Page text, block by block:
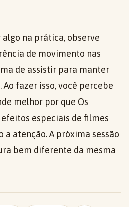
algo na prática, observe
de movimento nas
de assistir para manter
fazer isso, você percebe
melhor por que Os
especiais de filmes
atenção. A próxima sessão
bem diferente da mesma